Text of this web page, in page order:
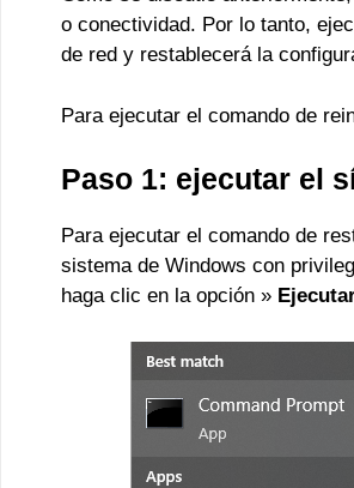
o conectividad. Por lo tanto,
de red y restablecerá la
Para ejecutar el comando de
Paso 1: ejecutar el
Para ejecutar el comando de
sistema de Windows con
haga clic en la opción »